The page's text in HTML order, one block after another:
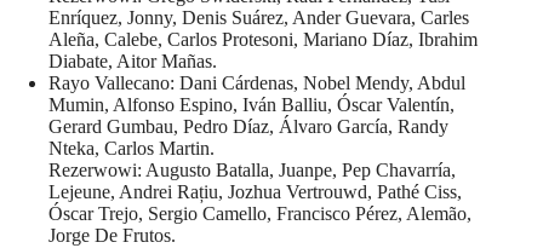
Enríquez, Jonny, Denis Suárez, Ander Guevara, Carles
Aleña, Calebe, Carlos Protesoni, Mariano Díaz, Ibrahim
Diabate, Aitor Mañas.
Rayo Vallecano: Dani Cárdenas, Nobel Mendy, Abdul
Mumin, Alfonso Espino, Iván Balliu, Óscar Valentín,
Gerard Gumbau, Pedro Díaz, Álvaro García, Randy
Nteka, Carlos Martin.
Rezerwowi: Augusto Batalla, Juanpe, Pep Chavarría,
Lejeune, Andrei Rațiu, Jozhua Vertrouwd, Pathé Ciss,
Óscar Trejo, Sergio Camello, Francisco Pérez, Alemão,
Jorge De Frutos.